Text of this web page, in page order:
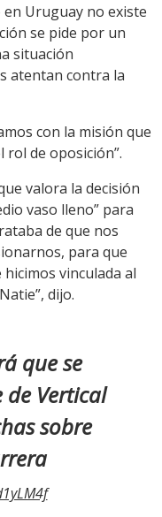
en Uruguay no existe
se pide por un
situación
atentan contra la
con la misión que
rol de oposición”.
valora la decisión
vaso lleno” para
de que nos
para que
vinculada al
dijo.
que se
Vertical
sobre